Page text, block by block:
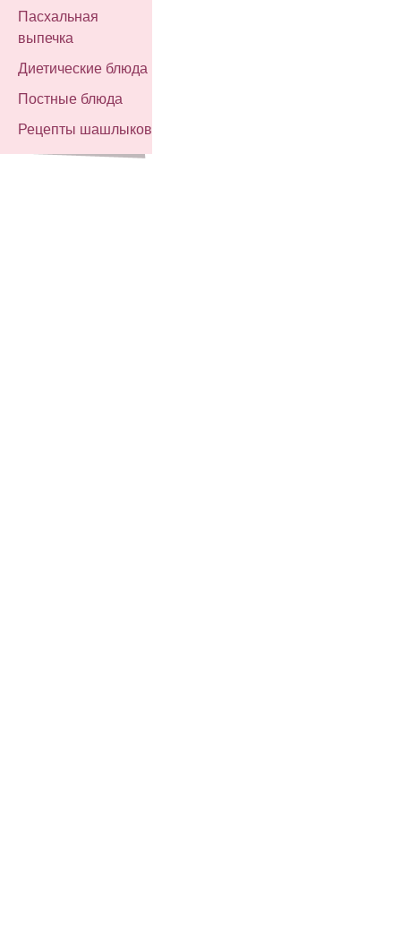
Пасхальная
выпечка
Диетические блюда
Постные блюда
Рецепты шашлыков